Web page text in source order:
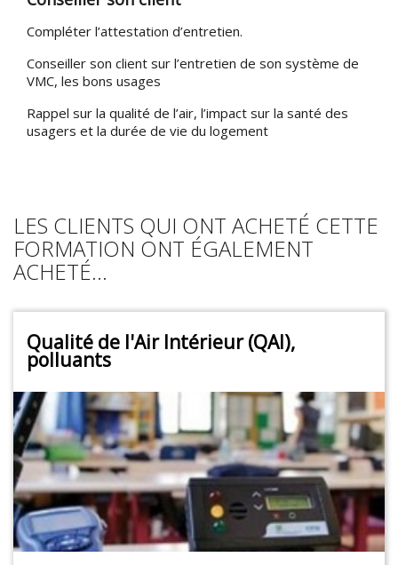
Compléter l’attestation d’entretien.
Conseiller son client sur l’entretien de son système de
VMC, les bons usages
Rappel sur la qualité de l’air, l’impact sur la santé des
usagers et la durée de vie du logement
LES CLIENTS QUI ONT ACHETÉ CETTE
FORMATION ONT ÉGALEMENT
ACHETÉ...
Qualité de l'Air Intérieur (QAI),
polluants